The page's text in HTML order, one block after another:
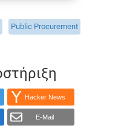
Public Procurement
Hacker News
E-Mail